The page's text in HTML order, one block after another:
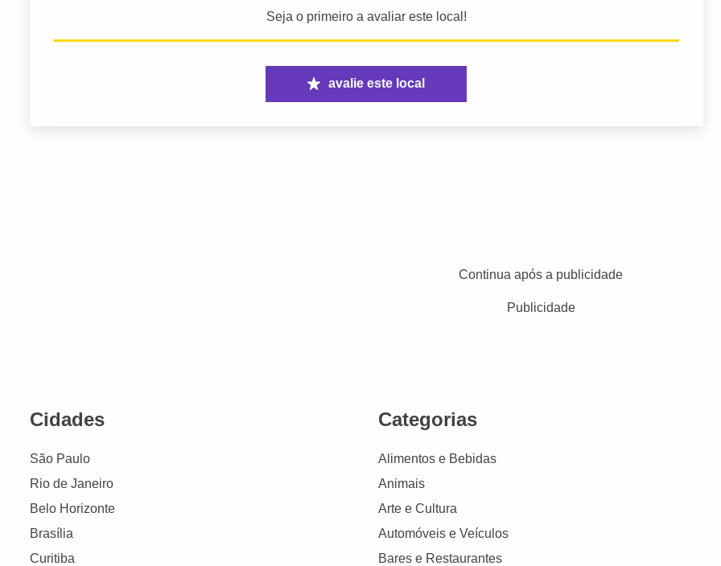
Seja o primeiro a avaliar este local!
avalie este local
Continua após a publicidade
Publicidade
Cidades
São Paulo
Rio de Janeiro
Belo Horizonte
Brasília
Curitiba
Categorias
Alimentos e Bebidas
Animais
Arte e Cultura
Automóveis e Veículos
Bares e Restaurantes